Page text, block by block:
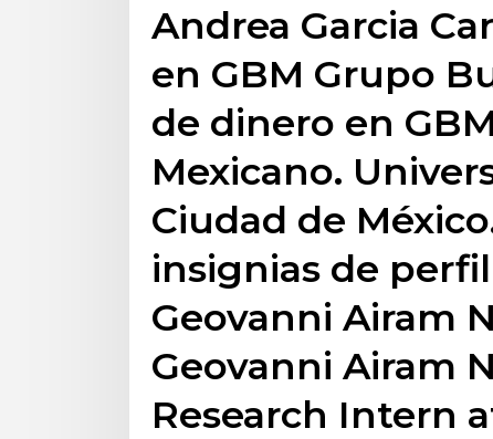
Andrea Garcia
en GBM Grupo
de dinero en
Mexicano.
Ciudad de
insignias de
Geovanni Airam
Geovanni Airam
Research Intern